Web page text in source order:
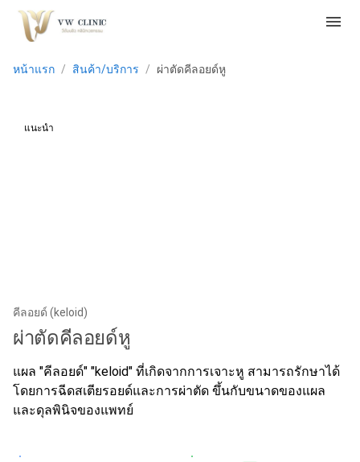
menu
หน้าแรก / สินค้า/บริการ / ผ่าตัดคีลอยด์หู
แนะนำ
คีลอยด์ (keloid)
ผ่าตัดคีลอยด์หู
แผล "คีลอยด์" "keloid" ที่เกิดจากการเจาะหู สามารถรักษาได้
โดยการฉีดสเตียรอยด์และการผ่าตัด ขึ้นกับขนาดของแผล
และดุลพินิจของแพทย์